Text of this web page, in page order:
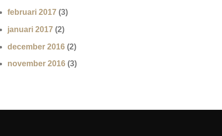
februari 2017 (3)
januari 2017 (2)
december 2016 (2)
november 2016 (3)